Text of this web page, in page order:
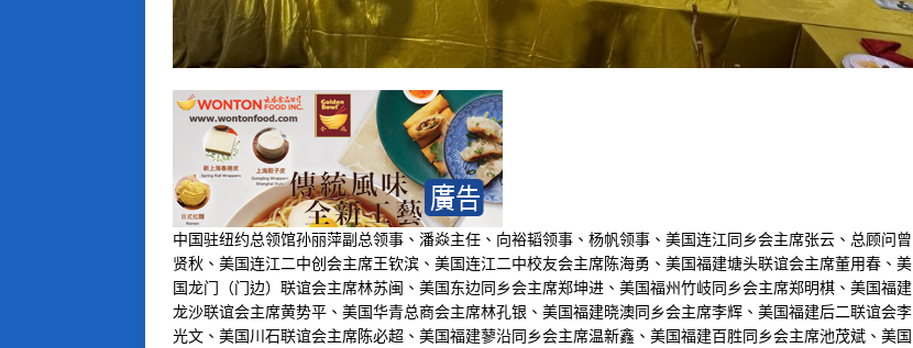
中国驻纽约总领馆孙丽萍副总领事、潘焱主任、向裕韬领事、杨帆领事、美国连江同乡会主席张云、总顾问曾
贤秋、美国连江二中创会主席王钦滨、美国连江二中校友会主席陈海勇、美国福建塘头联谊会主席董用春、美
国龙门（门边）联谊会主席林苏闽、美国东边同乡会主席郑坤进、美国福州竹岐同乡会主席郑明棋、美国福建
龙沙联谊会主席黄势平、美国华青总商会主席林孔银、美国福建晓澳同乡会主席李辉、美国福建后二联谊会李
光文、美国川石联谊会主席陈必超、美国福建蓼沿同乡会主席温新鑫、美国福建百胜同乡会主席池茂斌、美国